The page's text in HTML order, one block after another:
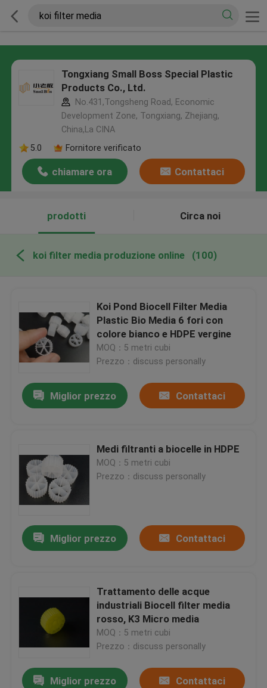
Tongxiang Small Boss Special Plastic
Products Co., Ltd.
No.431,Tongsheng Road, Economic
Development Zone, Tongxiang, Zhejiang,
China,La CINA
5.0
Fornitore verificato
chiamare ora Contattaci
prodotti Circa noi
koi filter media produzione online (100)
Koi Pond Biocell Filter Media
Plastic Bio Media 6 fori con
colore bianco e HDPE vergine
MOQ：5 metri cubi
Prezzo：discuss personally
Miglior prezzo Contattaci
Medi filtranti a biocelle in HDPE
MOQ：5 metri cubi
Prezzo：discuss personally
Miglior prezzo Contattaci
Trattamento delle acque
industriali Biocell filter media
rosso, K3 Micro media
MOQ：5 metri cubi
Prezzo：discuss personally
Miglior prezzo Contattaci